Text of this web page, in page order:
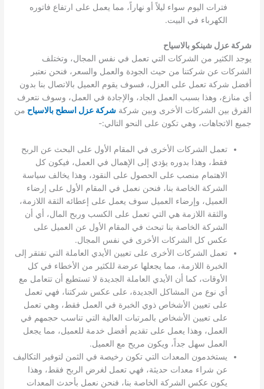
فترات اليوم سواء ليلاً أو نهاراً، مما يعمل على ارتفاع فاتوره
الكهرباء في البيت.
شركة عزل شينكو بالاسياح
يوجد الكثير من الشركات التي تعمل في نفس المجال، وتختلف
الشركات عن شركتنا من حيث الجودة والعمل والسعر، فنحن نعتبر
أفضل شركة تعمل على العزل، فسوف يقوم العميل بالاتصال بنا بدون
أي منازع، وهذا بسبب العمل الجاد، والإجادة في العمل، وسوف نتعرف
الفرق بين الشركات الأخرى وبين شركةشركة عزل اسطح بالاسياح من
جميع الاتجاهات، وهي تكون على النحو التالي:-
تعمل الشركات الأخرى في المقام الأول على البحث عن الربح
فقط، وهذا بدوره يؤدي إلى الإهمال في العمل، فيكون كل
الاهتمام منصب على الحصول على النقود، وهذا يخالف سياسة
الشركة الخاصة بنا، فنحن نعمل في المقام الأول على إرضاء
العميل، وإرضاء العميل سوف يعمل على إعطائه الثقة اللازمة،
والثقة اللازمة هي التي تعمل على الكسب وربح المال، أي أن
الشركة الخاصة بنا تبحث في المقام الأول عن العميل على
عكس كل الشركات الأخرى في نفس المجال.
تعمل الشركات الأخرى على تعيين الأيدي العاملة التي تفتقر إلى
الخبرة اللازمة، مما يجعلها عرضة للكثير من الأخطاء في كل
الأوقات، كما أن الأيدي العاملة الجديدة لا تستطيع أن تتعامل مع
أي نوع من المشاكل الجديدة، على عكس شركتنا، فهي تعمل
على تعيين الأشخاص ذوي الخبرة في العمل فقط، وهي تعمل
على تعيين الأشخاص بالمرتبات العالية التي تناسب حجمهم في
العمل، وهذا يعمل على تقديم أفضل خدمة للعميل، مما يجعل
العمل سهل جداً، ويكون مريح مع العميل.
يستخدمون المعدات التي تكون رخيصة في الثمن لتوفير التكاليف
عن شراء معدات حديثة، فهي تعمل لغرض الربح فقط، وهذا
يكون عكس الشركة الخاصة بنا، فنحن نعمل بأحدث المعدات